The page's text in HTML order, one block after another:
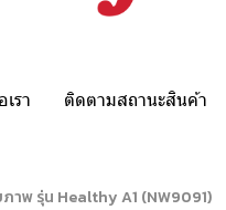
รา ติดตามสถานะสินค้า
าพ รุ่น Healthy A1 (NW9091)